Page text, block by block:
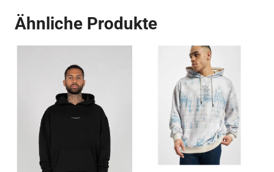
Ähnliche Produkte